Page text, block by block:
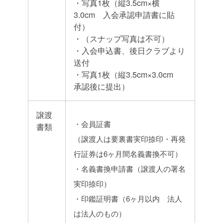
・写真1枚（縦3.5cm×横
3.0cm 入会承認申請書に貼
付）
・（スナップ写真は不可）
・入会申込書、後日クラブより
送付
・写真1枚（縦3.5cm×3.0cm
承認後に提出）
譲渡
書類
・会員証書
（譲渡人は要裏書実印捺印・再発
行証券は6ヶ月間名義書換不可）
・名義書換申請書（譲渡人の署名
実印捺印）
・印鑑証明書（6ヶ月以内 法人
は法人のもの）